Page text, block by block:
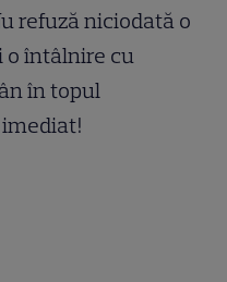
refuză niciodată o
o întâlnire cu
în topul